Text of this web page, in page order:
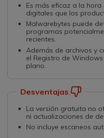
Es más eficaz a la
digitales que los
Malwarebytes puede
programas
recientes.
Además de archivos y
el Registro de
plano.
Desventajas
La versión gratuita no
ni actualizaciones de
No incluye escaneos